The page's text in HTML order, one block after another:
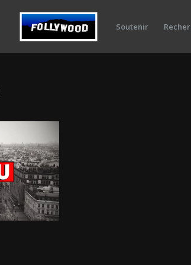
Soutenir